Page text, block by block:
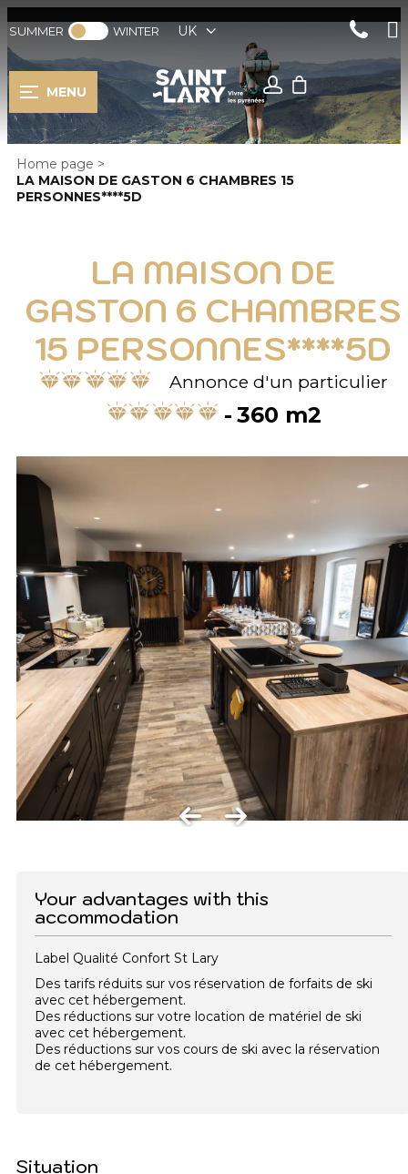
SUMMER WINTER UK
MENU
Home page >
LA MAISON DE GASTON 6 CHAMBRES 15
PERSONNES****5D
LA MAISON DE
GASTON 6 CHAMBRES
15 PERSONNES****5D
Annonce d'un particulier
360 m2
Your advantages with this
accommodation
Label Qualité Confort St Lary
Des tarifs réduits sur vos réservation de forfaits de ski
avec cet hébergement.
Des réductions sur votre location de matériel de ski
avec cet hébergement.
Des réductions sur vos cours de ski avec la réservation
de cet hébergement.
Situation